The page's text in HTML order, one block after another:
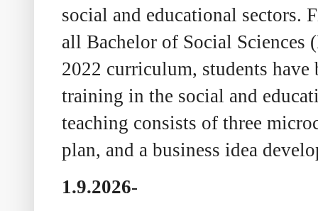
social and educational sectors.
all Bachelor of Social
2022 curriculum, students have
training in the social and
teaching consists of three
plan, and a business idea
1.9.2026-